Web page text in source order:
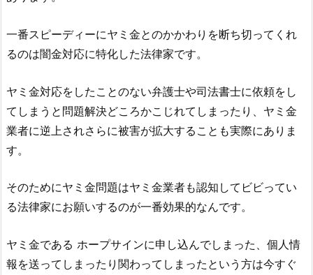
一番スピーディーにヤミ金とのかかわりを断ち切ってくれ
るのは闇金対応に特化した法律家です。
ヤミ金対応をしたことのない弁護士や司法書士に依頼をし
てしまうと問題解決どころかこじれてしまったり、ヤミ金
業者に逆上されさらに被害が拡大することも実際にありま
す。
そのためにヤミ金問題はヤミ金業者も認知してビビってい
る法律家にお願いするのが一番効果的なんです。
ヤミ金である ホープサイン に申し込んでしまった、個人情
報を送ってしまったり関わってしまったという方は今すぐ